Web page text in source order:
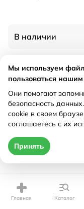
В наличии
Рецепт
Цена
Главная Каталог
Мы используем
пользоваться
Они помогают
безопасность
cookie в своем
соглашаетесь с их
Принять